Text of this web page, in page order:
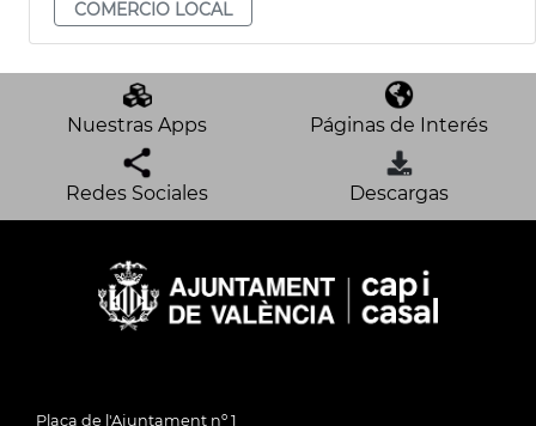
COMERCIO LOCAL
Nuestras Apps Páginas de Interés
Redes Sociales Descargas
Plaça de l'Ajuntament nº 1